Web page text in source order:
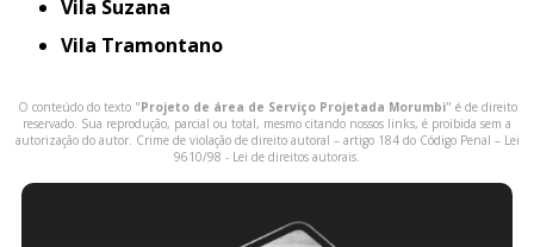
Vila Suzana
Vila Tramontano
O conteúdo do texto "Projeto de área de Serviço Projetada Morumbi" é de direito
reservado. Sua reprodução, parcial ou total, mesmo citando nossos links, é proibida sem a
autorização do autor. Crime de violação de direito autoral – artigo 184 do Código Penal – Lei
9610/98 - Lei de direitos autorais.